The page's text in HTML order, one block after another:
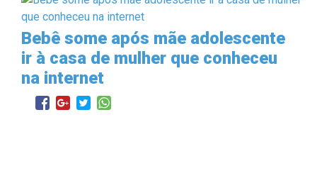
Bebê some após mãe adolescente
ir à casa de mulher que conheceu
na internet